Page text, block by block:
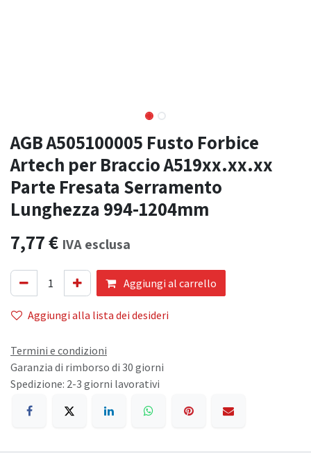
AGB A505100005 Fusto Forbice
Artech per Braccio A519xx.xx.xx
Parte Fresata Serramento
Lunghezza 994-1204mm
7,77€ IVA esclusa
Aggiungi al carrello
Aggiungi alla lista dei desideri
Termini e condizioni
Garanzia di rimborso di 30 giorni
Spedizione: 2-3 giorni lavorativi